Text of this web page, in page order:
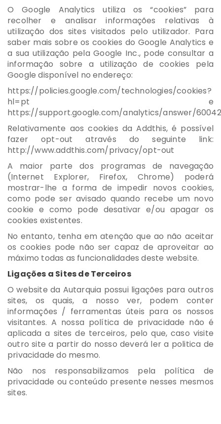
O Google Analytics utiliza os “cookies” para
recolher e analisar informações relativas à
utilização dos sites visitados pelo utilizador. Para
saber mais sobre os cookies do Google Analytics e
a sua utilização pela Google Inc., pode consultar a
informação sobre a utilização de cookies pela
Google disponível no endereço:
https://policies.google.com/technologies/cookies?
hl=pt e
https://support.google.com/analytics/answer/
Relativamente aos cookies da Addthis, é possível
fazer opt-out através do seguinte link:
http://www.addthis.com/privacy/opt-out
A maior parte dos programas de navegação
(Internet Explorer, Firefox, Chrome) poderá
mostrar-lhe a forma de impedir novos cookies,
como pode ser avisado quando recebe um novo
cookie e como pode desativar e/ou apagar os
cookies existentes.
No entanto, tenha em atenção que ao não aceitar
os cookies pode não ser capaz de aproveitar ao
máximo todas as funcionalidades deste website.
Ligações a Sites de Terceiros
O website da Autarquia possui ligações para outros
sites, os quais, a nosso ver, podem conter
informações / ferramentas úteis para os nossos
visitantes. A nossa política de privacidade não é
aplicada a sites de terceiros, pelo que, caso visite
outro site a partir do nosso deverá ler a politica de
privacidade do mesmo.
Não nos responsabilizamos pela política de
privacidade ou conteúdo presente nesses mesmos
sites.